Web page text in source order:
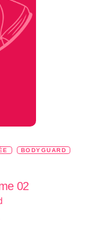
BODYGUARD
02